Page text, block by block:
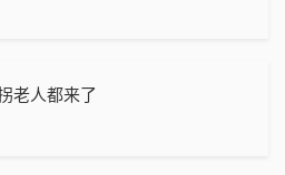
老人都来了